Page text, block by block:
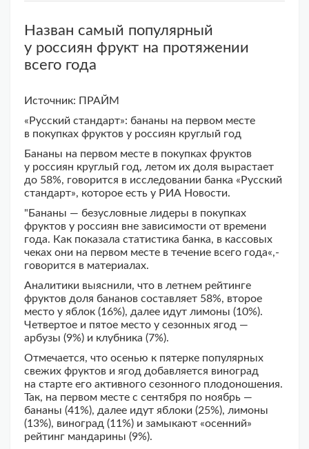
Назван самый популярный
у россиян фрукт на протяжении
всего года
Источник: ПРАЙМ
«Русский стандарт»: бананы на первом месте
в покупках фруктов у россиян круглый год
Бананы на первом месте в покупках фруктов
у россиян круглый год, летом их доля вырастает
до 58%, говорится в исследовании банка «Русский
стандарт», которое есть у РИА Новости.
"Бананы — безусловные лидеры в покупках
фруктов у россиян вне зависимости от времени
года. Как показала статистика банка, в кассовых
чеках они на первом месте в течение всего года«,-
говорится в материалах.
Аналитики выяснили, что в летнем рейтинге
фруктов доля бананов составляет 58%, второе
место у яблок (16%), далее идут лимоны (10%).
Четвертое и пятое место у сезонных ягод —
арбузы (9%) и клубника (7%).
Отмечается, что осенью к пятерке популярных
свежих фруктов и ягод добавляется виноград
на старте его активного сезонного плодоношения.
Так, на первом месте с сентября по ноябрь —
бананы (41%), далее идут яблоки (25%), лимоны
(13%), виноград (11%) и замыкают «осенний»
рейтинг мандарины (9%).